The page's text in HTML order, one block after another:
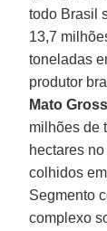
todo Brasil
13,7
toneladas
produtor
Mato
milhões de
hectares
colhidos
Segmento
complexo